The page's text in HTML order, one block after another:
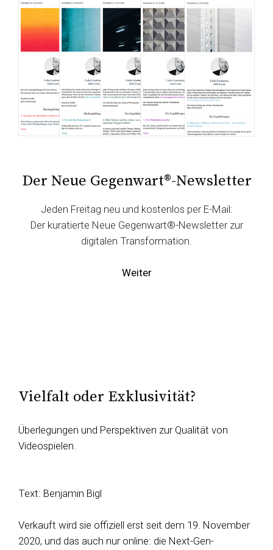
Der Neue Gegenwart®-Newsletter
Jeden Freitag neu und kostenlos per E-Mail:
Der kuratierte Neue Gegenwart®-Newsletter zur
digitalen Transformation.
Weiter
Vielfalt oder Exklusivität?
Überlegungen und Perspektiven zur Qualität von
Videospielen.
Text: Benjamin Bigl
Verkauft wird sie offiziell erst seit dem 19. November
2020, und das auch nur online: die Next-Gen-